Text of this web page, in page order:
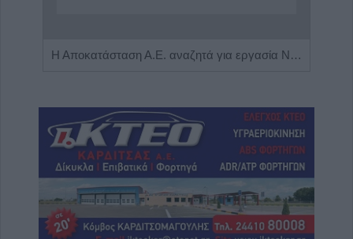
Η Αποκατάσταση Α.Ε. αναζητά για εργασία Νοσηλευτές και Βοηθούς Νοσηλευτές